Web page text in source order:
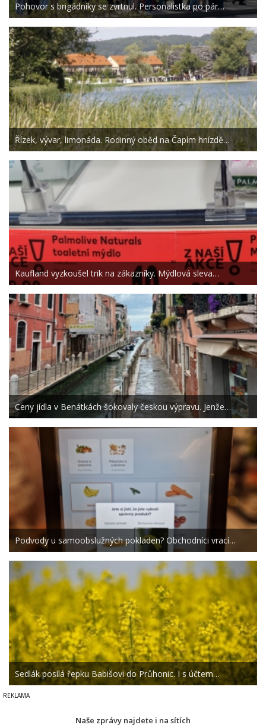
Pohovor s brigádníky se zvrtnul. Personalistka po pár…
Řízek, vývar, limonáda. Rodinný oběd na Čapím hnízdě…
Kaufland vyzkoušel trik na zákazníky. Mýdlová sleva…
Ceny jídla v Benátkách šokovaly českou výpravu. Jenže…
Podvody u samoobslužných pokladen? Obchodníci vrací…
Sedlák posílá řepku Babišovi do Průhonic. I s účtem…
Naše zprávy najdete i na sítích